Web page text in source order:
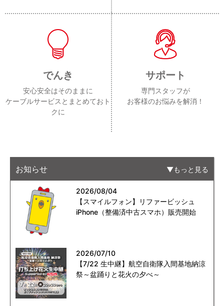
でんき
安心安全はそのままに
ケーブルサービスとまとめておト
クに
サポート
専門スタッフが
お客様のお悩みを解消！
お知らせ もっと見る
2026/08/04
【スマイルフォン】リファービッシュ
iPhone（整備済中古スマホ）販売開始
2026/07/10
【7/22 生中継】航空自衛隊入間基地納涼
祭～盆踊りと花火の夕べ～